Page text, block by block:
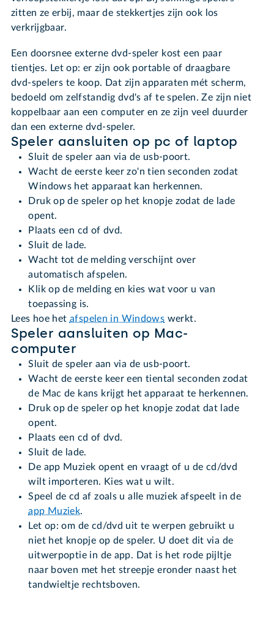
zitten ze erbij, maar de stekkertjes zijn ook los
verkrijgbaar.
Een doorsnee externe dvd-speler kost een paar
tientjes. Let op: er zijn ook portable of draagbare
dvd-spelers te koop. Dat zijn apparaten mét scherm,
bedoeld om zelfstandig dvd's af te spelen. Ze zijn niet
koppelbaar aan een computer en ze zijn veel duurder
dan een externe dvd-speler.
Speler aansluiten op pc of laptop
Sluit de speler aan via de usb-poort.
Wacht de eerste keer zo'n tien seconden zodat
Windows het apparaat kan herkennen.
Druk op de speler op het knopje zodat de lade
opent.
Plaats een cd of dvd.
Sluit de lade.
Wacht tot de melding verschijnt over
automatisch afspelen.
Klik op de melding en kies wat voor u van
toepassing is.
Lees hoe het afspelen in Windows werkt.
Speler aansluiten op Mac-
computer
Sluit de speler aan via de usb-poort.
Wacht de eerste keer een tiental seconden zodat
de Mac de kans krijgt het apparaat te herkennen.
Druk op de speler op het knopje zodat dat lade
opent.
Plaats een cd of dvd.
Sluit de lade.
De app Muziek opent en vraagt of u de cd/dvd
wilt importeren. Kies wat u wilt.
Speel de cd af zoals u alle muziek afspeelt in de
app Muziek.
Let op: om de cd/dvd uit te werpen gebruikt u
niet het knopje op de speler. U doet dit via de
uitwerpoptie in de app. Dat is het rode pijltje
naar boven met het streepje eronder naast het
tandwieltje rechtsboven.